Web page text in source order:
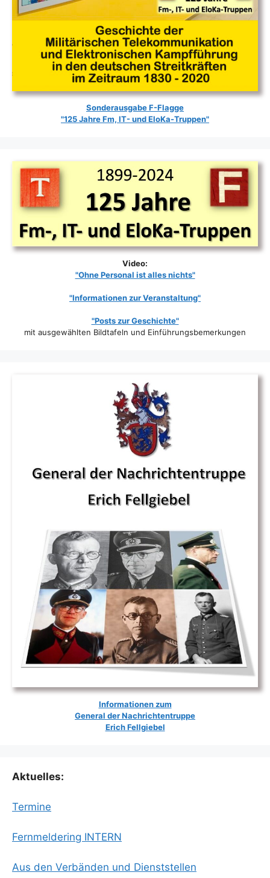
Sonderausgabe F-Flagge
"125 Jahre Fm, IT- und EloKa-Truppen"
Video:
"Ohne Personal ist alles nichts"
"Informationen zur Veranstaltung"
"Posts zur Geschichte"
mit ausgewählten Bildtafeln und Einführungsbemerkungen
Informationen zum
General der Nachrichtentruppe
Erich Fellgiebel
Aktuelles:
Termine
Fernmeldering INTERN
Aus den Verbänden und Dienststellen